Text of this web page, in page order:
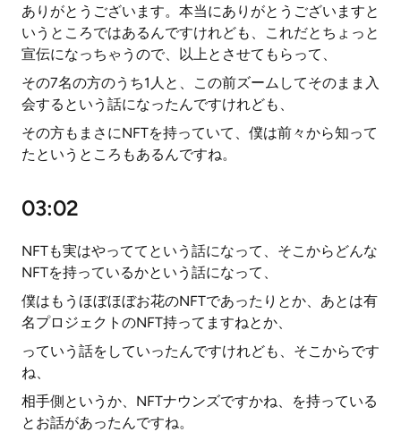
ありがとうございます。本当にありがとうございますと
いうところではあるんですけれども、これだとちょっと
宣伝になっちゃうので、以上とさせてもらって、
その7名の方のうち1人と、この前ズームしてそのまま入
会するという話になったんですけれども、
その方もまさにNFTを持っていて、僕は前々から知って
たというところもあるんですね。
03:02
NFTも実はやっててという話になって、そこからどんな
NFTを持っているかという話になって、
僕はもうほぼほぼお花のNFTであったりとか、あとは有
名プロジェクトのNFT持ってますねとか、
っていう話をしていったんですけれども、そこからです
ね、
相手側というか、NFTナウンズですかね、を持っている
とお話があったんですね。